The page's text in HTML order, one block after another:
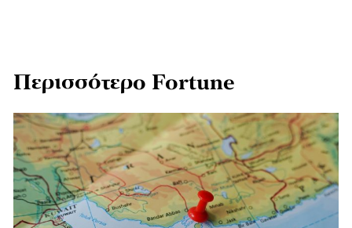
Περισσότερο Fortune